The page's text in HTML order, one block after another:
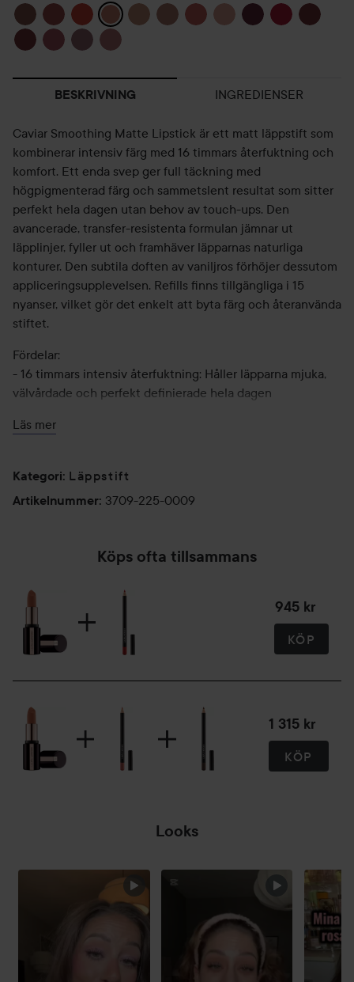
BESKRIVNING INGREDIENSER
Caviar Smoothing Matte Lipstick är ett matt läppstift som
kombinerar intensiv färg med 16 timmars återfuktning och
komfort. Ett enda svep ger full täckning med
högpigmenterad färg och sammetslent resultat som sitter
perfekt hela dagen utan behov av touch-ups. Den
avancerade, transfer-resistenta formulan jämnar ut
läpplinjer, fyller ut och framhäver läpparnas naturliga
konturer. Den subtila doften av vaniljros förhöjer dessutom
appliceringsupplevelsen. Refills finns tillgängliga i 15
nyanser, vilket gör det enkelt att byta färg och återanvända
stiftet.
Fördelar:
- 16 timmars intensiv återfuktning: Håller läpparna mjuka,
välvårdade och perfekt definierade hela dagen
små läpplinjer, framhäver fyllighet och ger en
- Bekväm, smudge- och transfer-proof: Färgen känns aldrig
stram, kladdar inte, överförs inte eller bleknar under dagen
en lyxig matt finish
lättapplicerad utan att dra i läpparna
82 % upplevde att läppstiftet gav definition, att
läppstiftsspetsen formade läpparna och gav ett perfekt
definierat resultat
Baserat på kliniska tester och konsumentundersökningar
Användning:
För att fördela färgen jämnt, pressa ihop läpparna.
För en mer definierad läpplook, markera läpparna med en
kompletterande nyans av Caviar Perfecting Lip Liner före
eller efter applicering av läppstiftet.
Läs mer
Kategori: Läppstift
Artikelnummer: 3709-225-0009
Köps ofta tillsammans
945 kr
KÖP
1 315 kr
KÖP
Looks
HOPPA ÖVER SEKTIONEN